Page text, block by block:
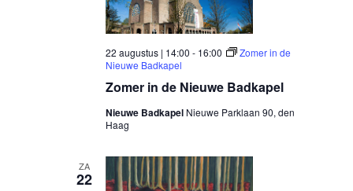
Zomer in de Nieuwe Badkapel
22 augustus | 14:00 - 16:00
Zomer in de
Nieuwe Badkapel
Nieuwe Badkapel Nieuwe Parklaan 90, den
Haag
ZA
22